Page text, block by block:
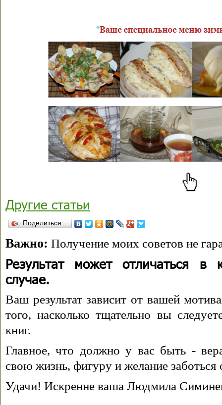
Другие статьи
Поделиться…
Важно: Получение моих советов не
Результат может отличаться в
случае.
Ваш результат зависит от вашей
того, насколько тщательно вы
книг.
Главное, что должно у вас быть -
свою жизнь, фигуру и желание заботься
Удачи! Искренне ваша Людмила